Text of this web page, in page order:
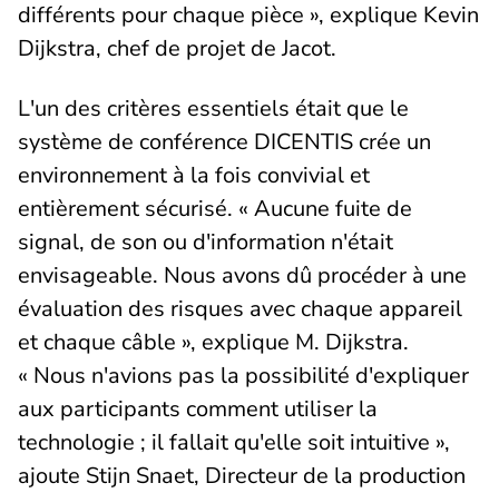
différents pour chaque pièce », explique Kevin
Dijkstra, chef de projet de Jacot.
L'un des critères essentiels était que le
système de conférence DICENTIS crée un
environnement à la fois convivial et
entièrement sécurisé. « Aucune fuite de
signal, de son ou d'information n'était
envisageable. Nous avons dû procéder à une
évaluation des risques avec chaque appareil
et chaque câble », explique M. Dijkstra.
« Nous n'avions pas la possibilité d'expliquer
aux participants comment utiliser la
technologie ; il fallait qu'elle soit intuitive »,
ajoute Stijn Snaet, Directeur de la production